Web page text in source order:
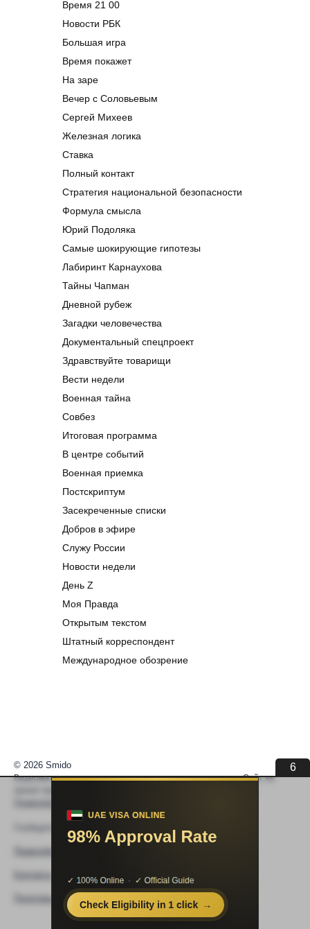
Время 21 00
Новости РБК
Большая игра
Время покажет
На заре
Вечер с Соловьевым
Сергей Михеев
Железная логика
Ставка
Полный контакт
Стратегия национальной безопасности
Формула смысла
Юрий Подоляка
Самые шокирующие гипотезы
Лабиринт Карнаухова
Тайны Чапман
Дневной рубеж
Загадки человечества
Документальный спецпроект
Здравствуйте товарищи
Вести недели
Военная тайна
Совбез
Итоговая программа
В центре событий
Военная приемка
Постскриптум
Засекреченные списки
Добров в эфире
Служу России
Новости недели
День Z
Моя Правда
Открытым текстом
Штатный корреспондент
Международное обозрение
6
© 2026 Smido
Видеоматериалы встраиваются из открытых источников. Сайт не
Видео не работает
Политика конфиденциальности